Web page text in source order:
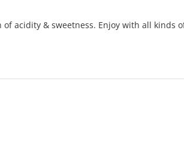
acidity & sweetness. Enjoy with all kinds